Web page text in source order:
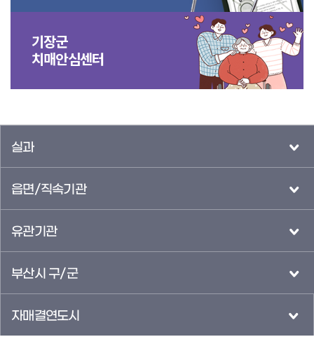
기장군
치매안심센터
실과
읍면/직속기관
유관기관
부산시 구/군
자매결연도시